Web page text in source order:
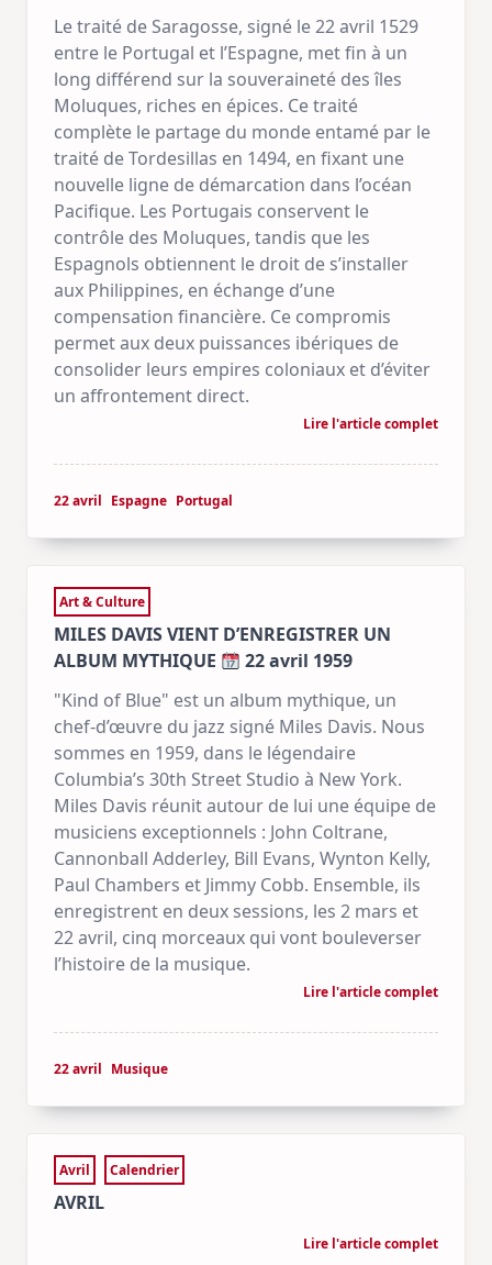
Le traité de Saragosse, signé le 22 avril 1529
entre le Portugal et l’Espagne, met fin à un
long différend sur la souveraineté des îles
Moluques, riches en épices. Ce traité
complète le partage du monde entamé par le
traité de Tordesillas en 1494, en fixant une
nouvelle ligne de démarcation dans l’océan
Pacifique. Les Portugais conservent le
contrôle des Moluques, tandis que les
Espagnols obtiennent le droit de s’installer
aux Philippines, en échange d’une
compensation financière. Ce compromis
permet aux deux puissances ibériques de
consolider leurs empires coloniaux et d’éviter
un affrontement direct.
Lire l'article complet
22 avril Espagne Portugal
Art & Culture
MILES DAVIS VIENT D’ENREGISTRER UN
ALBUM MYTHIQUE
22 avril 1959
"Kind of Blue" est un album mythique, un
chef-d’œuvre du jazz signé Miles Davis. Nous
sommes en 1959, dans le légendaire
Columbia’s 30th Street Studio à New York.
Miles Davis réunit autour de lui une équipe de
musiciens exceptionnels : John Coltrane,
Cannonball Adderley, Bill Evans, Wynton Kelly,
Paul Chambers et Jimmy Cobb. Ensemble, ils
enregistrent en deux sessions, les 2 mars et
22 avril, cinq morceaux qui vont bouleverser
l’histoire de la musique.
Lire l'article complet
22 avril Musique
Avril Calendrier
AVRIL
Lire l'article complet